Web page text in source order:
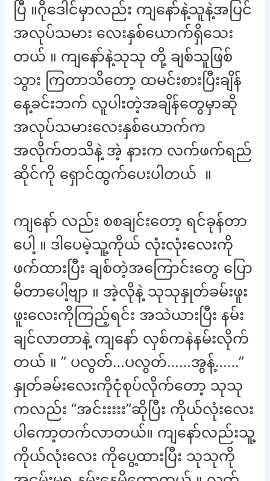
ပြီ ။ဂိုဒေါင်မှာလည်း ကျနော်နဲ့သူနဲ့အပြင်
အလုပ်သမား လေးနှစ်ယောက်ရှိသေး
တယ် ။ ကျနော်နဲ့သုသု တို့ ချစ်သူဖြစ်
သွား ကြတာသိတော့ ထမင်းစားပြီးချိန်
နေ့ခင်းဘက် လူပါးတဲ့အချိန်တွေမှာဆို
အလုပ်သမားလေးနှစ်ယောက်က
အလိုက်တသိနဲ့ အဲ့ နားက လက်ဖက်ရည်
ဆိုင်ကို ရှောင်ထွက်ပေးပါတယ် ။
ကျနော် လည်း စစချင်းတော့ ရင်ခုန်တာ
ပေါ့ ။ ဒါပေမဲ့သူ့ကိုယ် လုံးလုံးလေးကို
ဖက်ထားပြီး ချစ်တဲ့အကြောင်းတွေ ပြော
မိတာပေါ့ဗျာ ။ အဲ့လိုနဲ့ သုသုနှုတ်ခမ်းဖူး
ဖူးလေးကိုကြည့်ရင်း အသဲယားပြီး နမ်း
ချင်လာတာနဲ့ ကျနော် လှစ်ကနဲနမ်းလိုက်
တယ် ။ ” ပလွတ်…ပလွတ်……အွန့်……”
နှုတ်ခမ်းလေးကိုငုံစုပ်လိုက်တော့ သုသု
ကလည်း “အင်းးးးး”ဆိုပြီး ကိုယ်လုံးလေး
ပါကော့တက်လာတယ်။ ကျနော်လည်းသူ့
ကိုယ်လုံးလေး ကိုပွေ့ထားပြီး သုသုကို